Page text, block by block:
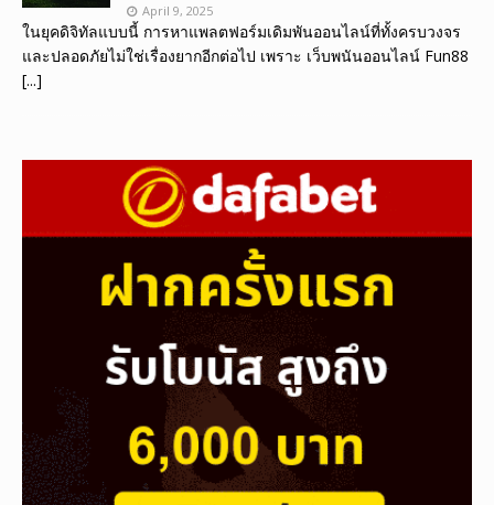
April 9, 2025
ในยุคดิจิทัลแบบนี้ การหาแพลตฟอร์มเดิมพันออนไลน์ที่ทั้งครบวงจร
และปลอดภัยไม่ใช่เรื่องยากอีกต่อไป เพราะ เว็บพนันออนไลน์ Fun88
[...]